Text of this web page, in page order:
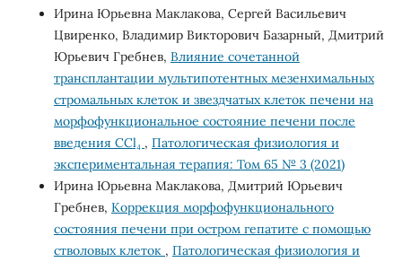
Ирина Юрьевна Маклакова, Сергей Васильевич
Цвиренко, Владимир Викторович Базарный, Дмитрий
Юрьевич Гребнев, Влияние сочетанной
трансплантации мультипотентных мезенхимальных
стромальных клеток и звездчатых клеток печени на
морфофункциональное состояние печени после
введения CCl₄ , Патологическая физиология и
экспериментальная терапия: Том 65 № 3 (2021)
Ирина Юрьевна Маклакова, Дмитрий Юрьевич
Гребнев, Коррекция морфофункционального
состояния печени при остром гепатите с помощью
стволовых клеток , Патологическая физиология и